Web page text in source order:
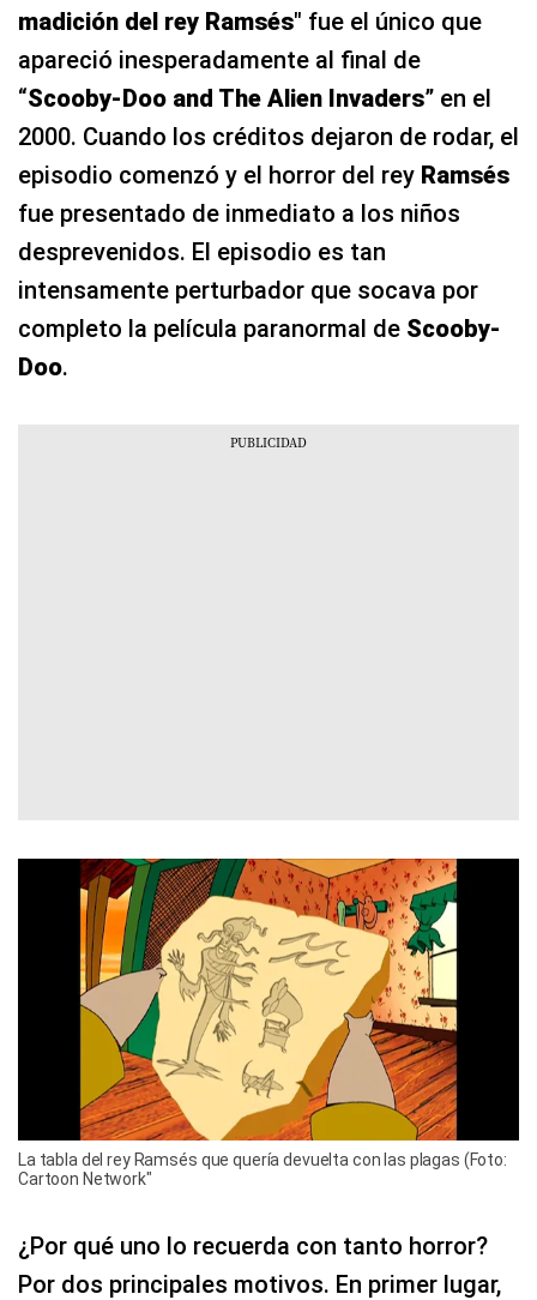
madición del rey Ramsés" fue el único que
apareció inesperadamente al final de
“Scooby-Doo and The Alien Invaders” en el
2000. Cuando los créditos dejaron de rodar, el
episodio comenzó y el horror del rey Ramsés
fue presentado de inmediato a los niños
desprevenidos. El episodio es tan
intensamente perturbador que socava por
completo la película paranormal de Scooby-
Doo.
La tabla del rey Ramsés que quería devuelta con las plagas (Foto:
Cartoon Network"
¿Por qué uno lo recuerda con tanto horror?
Por dos principales motivos. En primer lugar,